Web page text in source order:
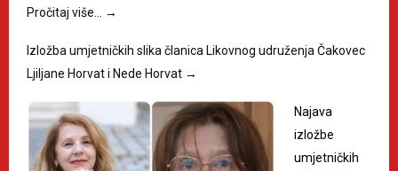
Pročitaj više…
→
Izložba umjetničkih slika članica Likovnog udruženja Čakovec
Ljiljane Horvat i Nede Horvat →
Najava
izložbe
umjetničkih